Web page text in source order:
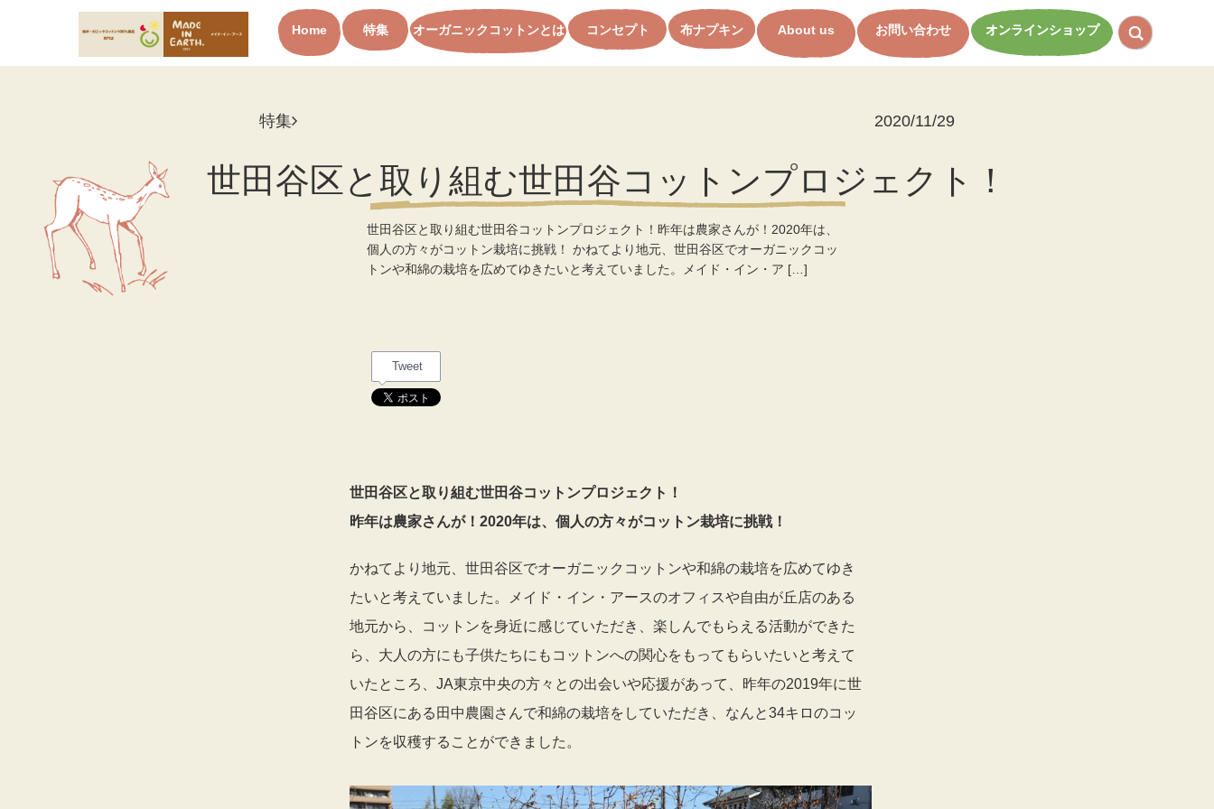
オーガニックコットン製品と
Home 特集 オーガニックコットンとは コンセプト 布ナプキン About us お問い合わせ オンラインショップ
特集 2020/11/29
世田谷区と取り組む世田谷コットンプロジェクト！
世田谷区と取り組む世田谷コットンプロジェクト！昨年は農家さんが！2020年は、
個人の方々がコットン栽培に挑戦！ かねてより地元、世田谷区でオーガニックコッ
トンや和綿の栽培を広めてゆきたいと考えていました。メイド・イン・ア […]
Tweet
世田谷区と取り組む世田谷コットンプロジェクト！
昨年は農家さんが！2020年は、個人の方々がコットン栽培に挑戦！
かねてより地元、世田谷区でオーガニックコットンや和綿の栽培を広めてゆき
たいと考えていました。メイド・イン・アースのオフィスや自由が丘店のある
地元から、コットンを身近に感じていただき、楽しんでもらえる活動ができた
ら、大人の方にも子供たちにもコットンへの関心をもってもらいたいと考えて
いたところ、JA東京中央の方々との出会いや応援があって、昨年の2019年に世
田谷区にある田中農園さんで和綿の栽培をしていただき、なんと34キロのコッ
トンを収穫することができました。